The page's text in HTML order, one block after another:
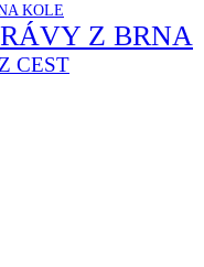
KOLE
Z BRNA
CEST